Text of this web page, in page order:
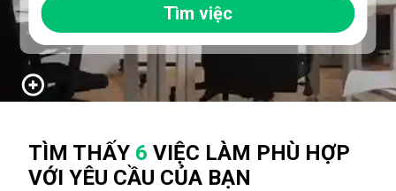
Tìm việc
TÌM THẤY 6 VIỆC LÀM PHÙ HỢP
VỚI YÊU CẦU CỦA BẠN